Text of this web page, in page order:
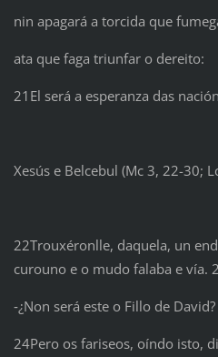
nin apagará a torcida que
ata que faga triunfar o dereito:
21El será a esperanza das
Xesús e Belcebul (Mc 3, 22-30;
22Trouxéronlle, daquela, un
curouno e o mudo falaba e vía.
‑¿Non será este o Fillo de David?
24Pero os fariseos, oíndo isto,